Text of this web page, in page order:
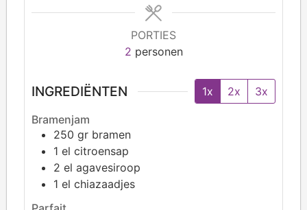
PORTIES
2 personen
INGREDIËNTEN 1x 2x 3x
Bramenjam
250 gr bramen
1 el citroensap
2 el agavesiroop
1 el chiazaadjes